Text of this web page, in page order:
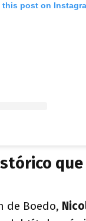
this post on
de Boedo,